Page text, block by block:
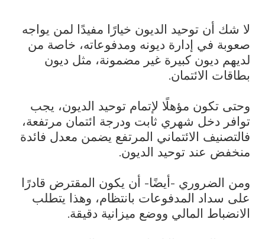
لا شك أن توحيد الديون خيارًا مفيدًا لمن يواجه
صعوبة في إدارة ديونه ومدفوعاته، خاصة من
لديهم ديون كبيرة غير مضمونة، مثل ديون
بطاقات الائتمان.
وحتى تكون مؤهلًا لإتمام توحيد الديون، يجب
توافر دخل شهري ثابت ودرجة ائتمان مرتفعة،
فالتصنيف الائتماني المرتفع يضمن معدل فائدة
منخفض عند توحيد الديون.
ومن الضروري -أيضًا- أن يكون المقترض قادرًا
على سداد المدفوعات بانتظام، وهذا يتطلب
الانضباط المالي ووضع ميزانية دقيقة.